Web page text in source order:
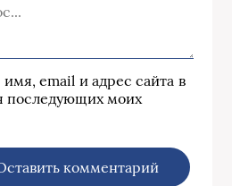
email и адрес сайта в
последующих моих